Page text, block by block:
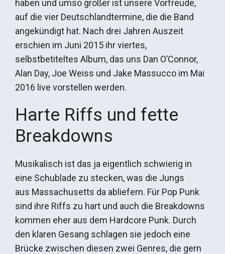
haben und umso größer ist unsere Vorfreude,
auf die vier Deutschlandtermine, die die Band
angekündigt hat. Nach drei Jahren Auszeit
erschien im Juni 2015 ihr viertes,
selbstbetiteltes Album, das uns Dan O’Connor,
Alan Day, Joe Weiss und Jake Massucco im Mai
2016 live vorstellen werden.
Harte Riffs und fette
Breakdowns
Musikalisch ist das ja eigentlich schwierig in
eine Schublade zu stecken, was die Jungs
aus Massachusetts da abliefern. Für Pop Punk
sind ihre Riffs zu hart und auch die Breakdowns
kommen eher aus dem Hardcore Punk. Durch
den klaren Gesang schlagen sie jedoch eine
Brücke zwischen diesen zwei Genres, die gern